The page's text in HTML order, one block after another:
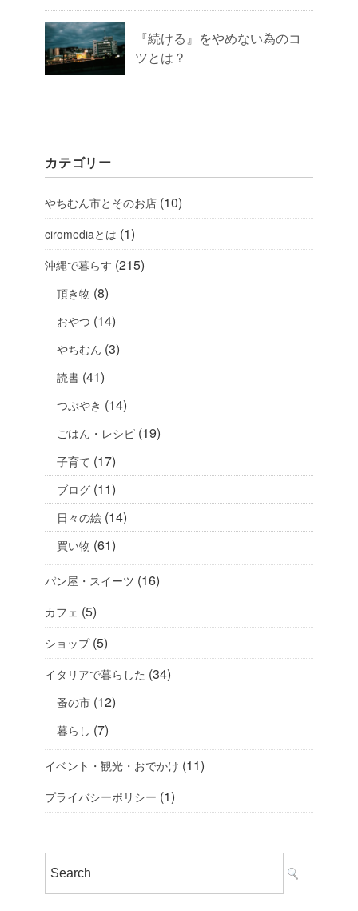
『続ける』をやめない為のコ
ツとは？
カテゴリー
やちむん市とそのお店 (10)
ciromediaとは (1)
沖縄で暮らす (215)
頂き物 (8)
おやつ (14)
やちむん (3)
読書 (41)
つぶやき (14)
ごはん・レシピ (19)
子育て (17)
ブログ (11)
日々の絵 (14)
買い物 (61)
パン屋・スイーツ (16)
カフェ (5)
ショップ(5)
イタリアで暮らした (34)
蚤の市 (12)
暮らし (7)
イベント・観光・おでかけ (11)
プライバシーポリシー (1)